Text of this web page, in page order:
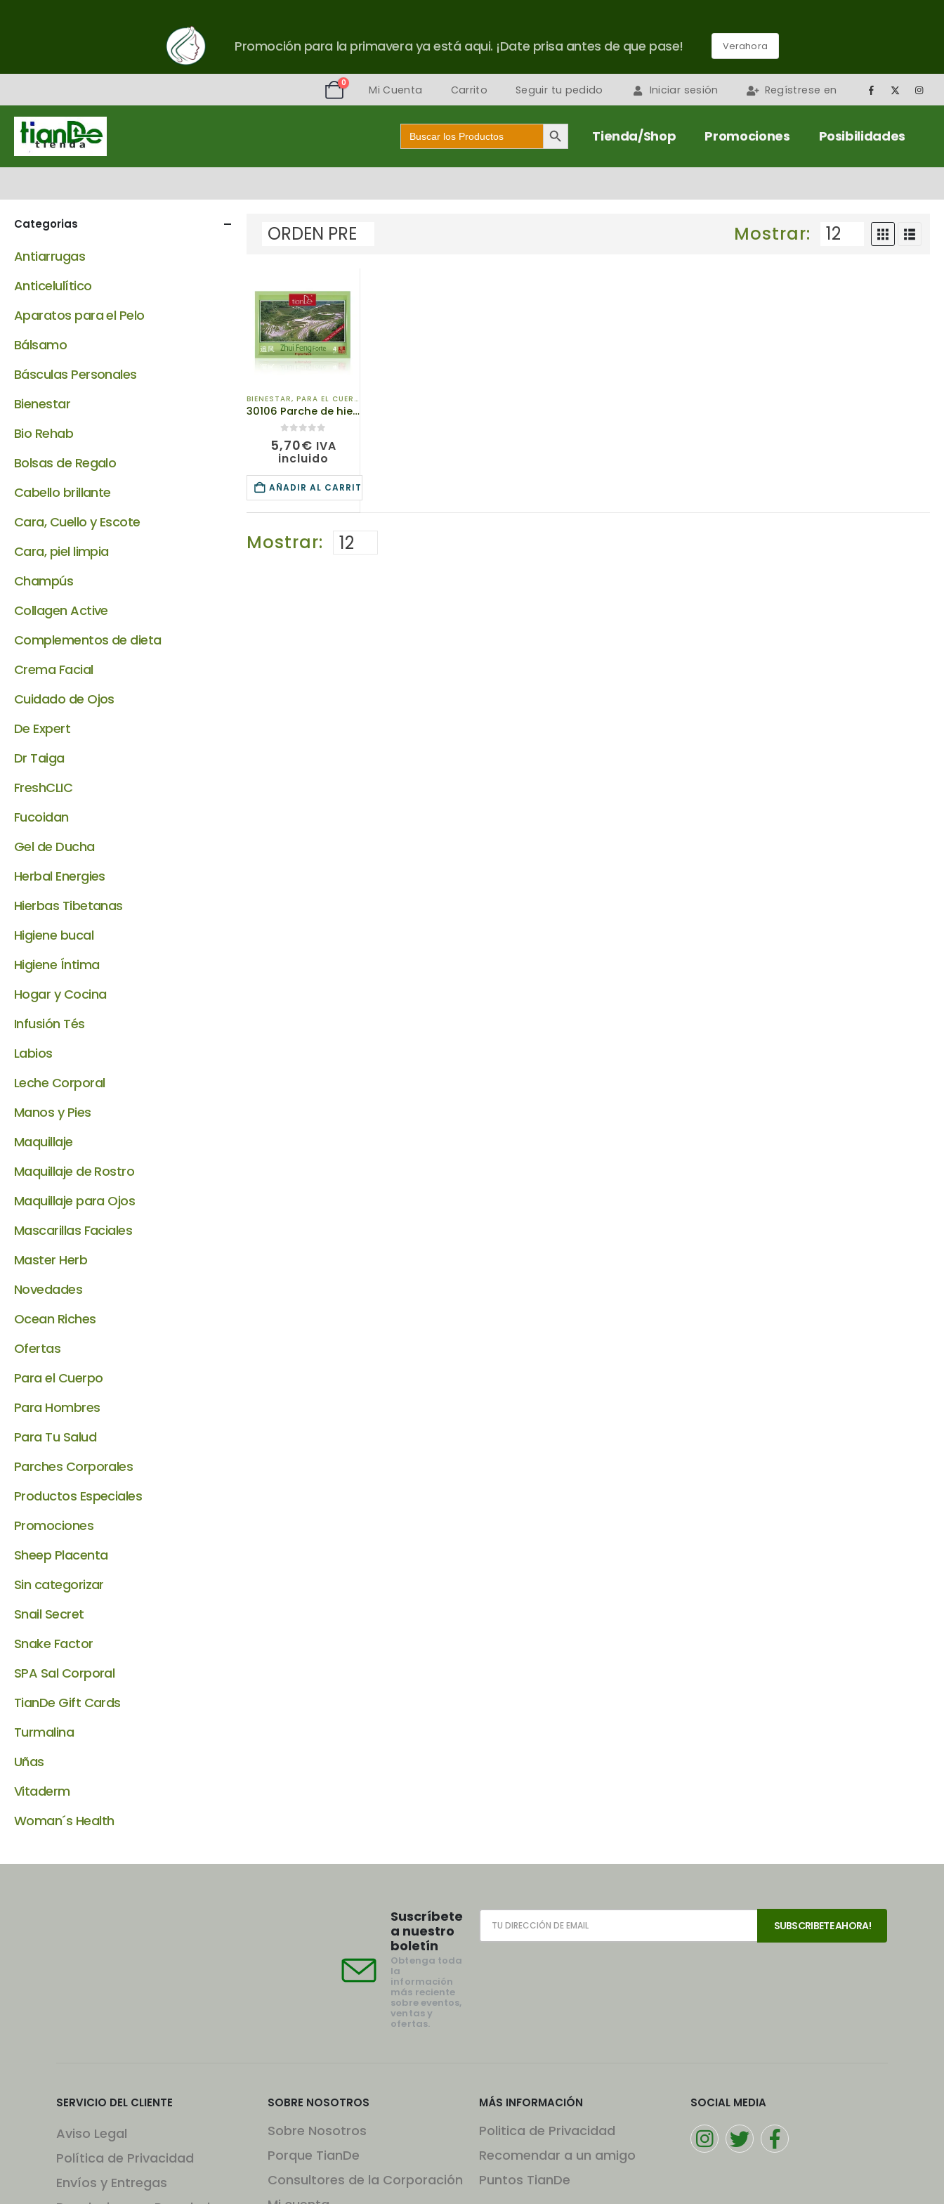
Promoción para la primavera ya está aqui. ¡Date prisa antes de que pase! Verahora
0
Mi Cuenta Carrito Seguir tu pedido Iniciar sesión Regístrese en
Buscar: Botón de búsqueda
Tienda/Shop Promociones Posibilidades
Mostrar:
BIENESTAR, PARA EL CUERPO
30106 Parche de hierbas cosmético para el cuerpo «Zhui Feng Forte», tianDe, 4 piezas.
0de 5
5,70€ IVA
incluido
AÑADIR AL CARRITO
Mostrar:
Categorias
Antiarrugas
Anticelulítico
Aparatos para el Pelo
Bálsamo
Básculas Personales
Bienestar
Bio Rehab
Bolsas de Regalo
Cabello brillante
Cara, Cuello y Escote
Cara, piel limpia
Champús
Collagen Active
Complementos de dieta
Crema Facial
Cuidado de Ojos
De Expert
Dr Taiga
FreshCLIC
Fucoidan
Gel de Ducha
Herbal Energies
Hierbas Tibetanas
Higiene bucal
Higiene Íntima
Hogar y Cocina
Infusión Tés
Labios
Leche Corporal
Manos y Pies
Maquillaje
Maquillaje de Rostro
Maquillaje para Ojos
Mascarillas Faciales
Master Herb
Novedades
Ocean Riches
Ofertas
Para el Cuerpo
Para Hombres
Para Tu Salud
Parches Corporales
Productos Especiales
Promociones
Sheep Placenta
Sin categorizar
Snail Secret
Snake Factor
SPA Sal Corporal
TianDe Gift Cards
Turmalina
Uñas
Vitaderm
Woman´s Health
Suscríbete
a nuestro
boletín
Obtenga toda
la
información
más reciente
sobre eventos,
ventas y
ofertas.
SERVICIO DEL CLIENTE
Aviso Legal
Política de Privacidad
Envíos y Entregas
SOBRE NOSOTROS
Sobre Nosotros
Porque TianDe
Consultores de la Corporación
MÁS INFORMACIÓN
Politica de Privacidad
Recomendar a un amigo
Puntos TianDe
SOCIAL MEDIA